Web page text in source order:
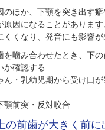
のほか、下顎を突き出す
原因になることがありま
くなり、発音にも影響が
を噛み合わせたとき、下
か確認する
ん・乳幼児期から受け口
顎前突・反対咬合
前歯が大きく前に